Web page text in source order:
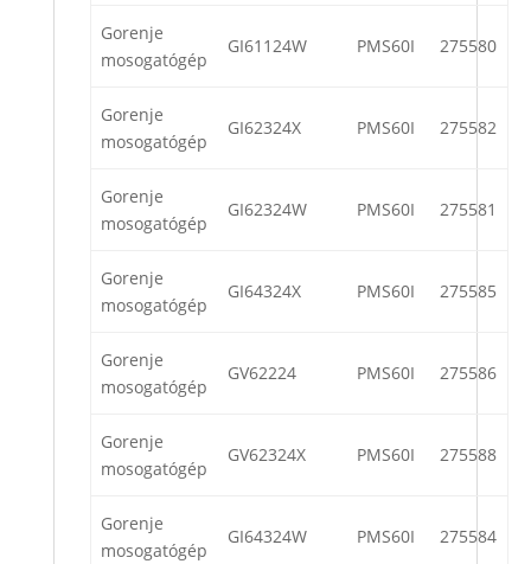
Gorenje
mosogatógép
GI61124W PMS60I 275580
Gorenje
mosogatógép
GI62324X PMS60I 275582
Gorenje
mosogatógép
GI62324W PMS60I 275581
Gorenje
mosogatógép
GI64324X PMS60I 275585
Gorenje
mosogatógép
GV62224 PMS60I 275586
Gorenje
mosogatógép
GV62324X PMS60I 275588
Gorenje
mosogatógép
GI64324W PMS60I 275584